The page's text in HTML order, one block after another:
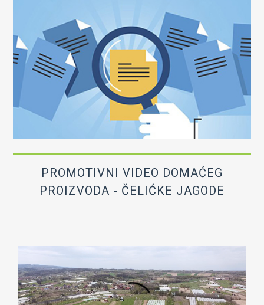
PROMOTIVNI VIDEO DOMAĆEG
PROIZVODA - ČELIĆKE JAGODE